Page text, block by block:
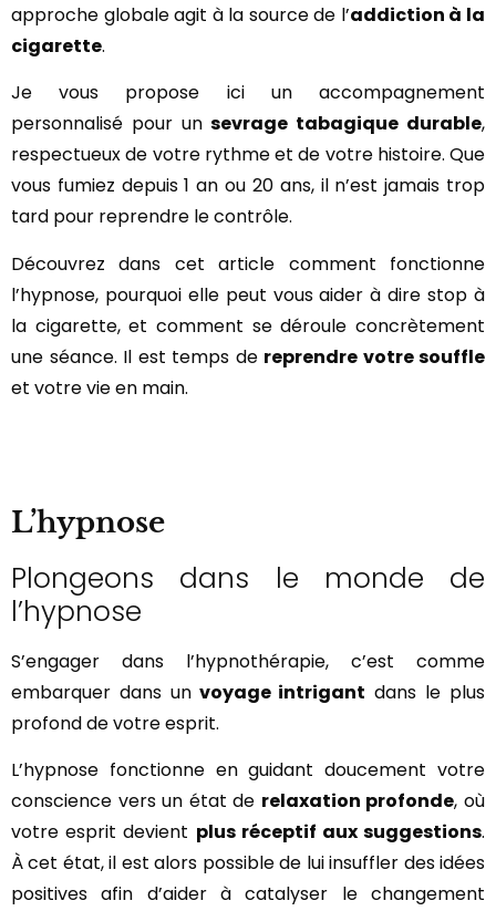
approche globale agit à la source de l’addiction à la
cigarette.
Je vous propose ici un accompagnement
personnalisé pour unsevrage tabagique durable,
respectueux de votre rythme et de votre histoire. Que
vous fumiez depuis 1 an ou 20 ans, il n’est jamais trop
tard pour reprendre le contrôle.
Découvrez dans cet article comment fonctionne
l’hypnose, pourquoi elle peut vous aider à dire stop à
la cigarette, et comment se déroule concrètement
une séance. Il est temps de reprendre votre souffle
et votre vie en main.
L’hypnose
Plongeons dans le monde de
l’hypnose
S’engager dans l’hypnothérapie, c’est comme
embarquer dans unvoyage intrigant dans le plus
profond de votre esprit.
L’hypnose fonctionne en guidant doucement votre
conscience vers un état de relaxation profonde, où
votre esprit devient plus réceptif aux suggestions.
À cet état, il est alors possible de lui insuffler des idées
positives afin d’aider à catalyser le changement